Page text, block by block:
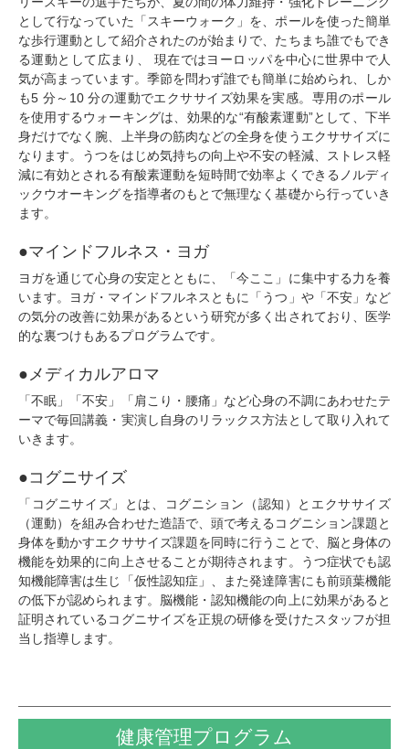
として行なっていた「スキーウォーク」を、ポールを使った簡単
な歩行運動として紹介されたのが始まりで、たちまち誰でもでき
る運動として広まり、 現在ではヨーロッパを中心に世界中で人
気が高まっています。季節を問わず誰でも簡単に始められ、しか
も5 分～10 分の運動でエクササイズ効果を実感。専用のポール
を使用するウォーキングは、効果的な“有酸素運動”として、下半
身だけでなく腕、上半身の筋肉などの全身を使うエクササイズに
なります。うつをはじめ気持ちの向上や不安の軽減、ストレス軽
減に有効とされる有酸素運動を短時間で効率よくできるノルディ
ックウオーキングを指導者のもとで無理なく基礎から行っていき
ます。
●マインドフルネス・ヨガ
ヨガを通じて心身の安定とともに、「今ここ」に集中する力を養
います。ヨガ・マインドフルネスともに「うつ」や「不安」など
の気分の改善に効果があるという研究が多く出されており、医学
的な裏つけもあるプログラムです。
●メディカルアロマ
「不眠」「不安」「肩こり・腰痛」など心身の不調にあわせたテ
ーマで毎回講義・実演し自身のリラックス方法として取り入れて
いきます。
●コグニサイズ
「コグニサイズ」とは、コグニション（認知）とエクササイズ
（運動）を組み合わせた造語で、頭で考えるコグニション課題と
⾝体を動かすエクササイズ課題を同時に⾏うことで、脳と⾝体の
機能を効果的に向上させることが期待されます。うつ症状でも認
知機能障害は生じ「仮性認知症」、また発達障害にも前頭葉機能
の低下が認められます。脳機能・認知機能の向上に効果があると
証明されているコグニサイズを正規の研修を受けたスタッフが担
当し指導します。
健康管理プログラム